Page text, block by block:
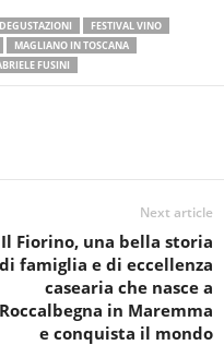
DEGUSTAZIONI
FESTIVAL VINO
MAGLIANO IN TOSCANA
FUSINI
Next article
Il Fiorino, una bella storia
di famiglia e di eccellenza
casearia che nasce a
Roccalbegna in Maremma
e conquista il mondo